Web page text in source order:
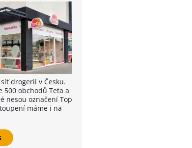
drogerií v Česku.
500 obchodů Teta a
nesou označení Top
máme i na